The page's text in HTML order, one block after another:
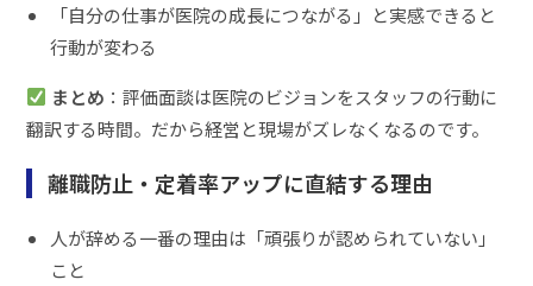
「自分の仕事が医院の成長につながる」と実感できると
行動が変わる
まとめ ：評価面談は医院のビジョンをスタッフの行動に
翻訳する時間。だから経営と現場がズレなくなるのです。
離職防止・定着率アップに直結する理由
人が辞める一番の理由は「頑張りが認められていない」
こと